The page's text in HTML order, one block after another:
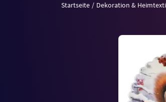
Startseite Dekoration &